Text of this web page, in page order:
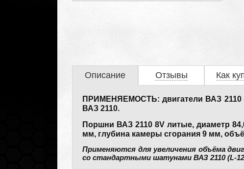
Описание Отзывы Как
ПРИМЕНЯЕМОСТЬ: двигатели ВАЗ 2110
ВАЗ 2110.
Поршни ВАЗ 2110 8V литые, диаметр
мм, глубина камеры сгорания 9 мм,
Применяются для увеличения объёма
со стандартными шатунами ВАЗ 2110 (L-